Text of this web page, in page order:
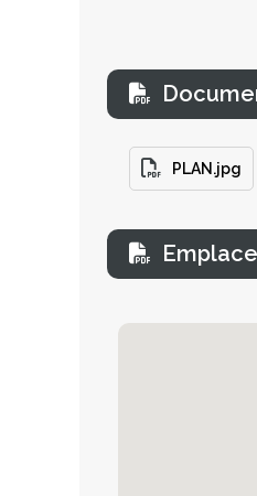
PLAN.jpg